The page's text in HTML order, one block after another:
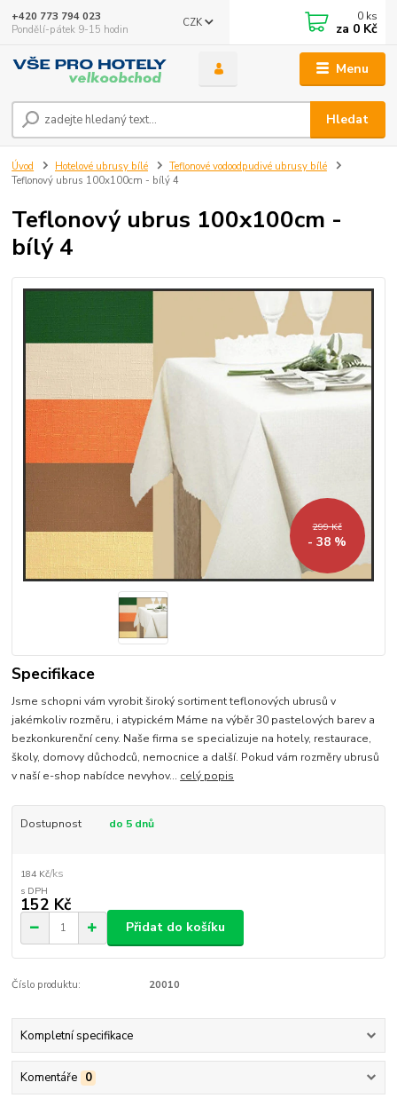
Menu
CZK
Hledat
+420 773 794 023
Pondělí-pátek 9-15 hodin
0 ks
za 0 Kč
Úvod Hotelové ubrusy bílé
Teflonové vodoodpudivé ubrusy bílé
Teflonový ubrus 100x100cm - bílý 4
Teflonový ubrus 100x100cm -
bílý 4
299 Kč
- 38 %
Specifikace
Jsme schopni vám vyrobit široký sortiment teflonových ubrusů v
jakémkoliv rozměru, i atypickém Máme na výběr 30 pastelových barev a
bezkonkurenční ceny. Naše firma se specializuje na hotely, restaurace,
školy, domovy důchodců, nemocnice a další. Pokud vám rozměry ubrusů
v naší e-shop nabídce nevyhov... celý popis
Dostupnost do 5 dnů
184 Kč/ks
152 Kč
Přidat do košíku
Číslo produktu: 20010
Kompletní specifikace
Komentáře 0